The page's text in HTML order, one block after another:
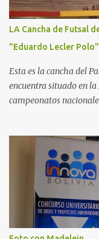
LA Cancha de Futsal
"Eduardo Lecler Polo"
Esta es la cancha del
encuentra situado en
campeonatos